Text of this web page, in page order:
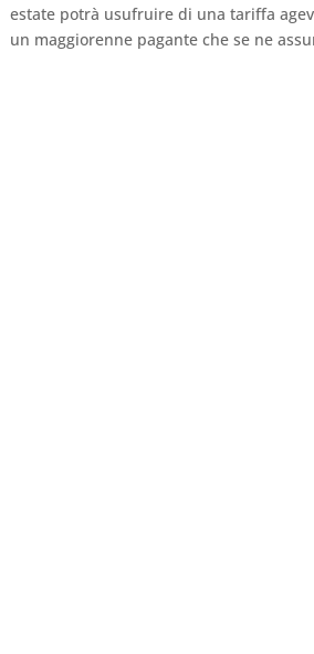
estate potrà usufruire di una tariffa
un maggiorenne pagante che se ne